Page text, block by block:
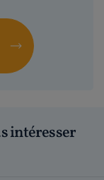
intéresser